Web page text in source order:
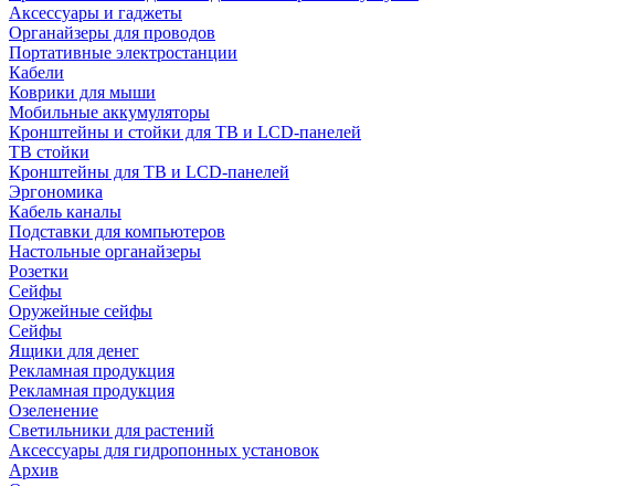
Аксессуары и гаджеты
Органайзеры для проводов
Портативные электростанции
Кабели
Коврики для мыши
Мобильные аккумуляторы
Кронштейны и стойки для ТВ и LCD-панелей
ТВ стойки
Кронштейны для ТВ и LCD-панелей
Эргономика
Кабель каналы
Подставки для компьютеров
Настольные органайзеры
Розетки
Сейфы
Оружейные сейфы
Сейфы
Ящики для денег
Рекламная продукция
Рекламная продукция
Озеленение
Светильники для растений
Аксессуары для гидропонных установок
Архив